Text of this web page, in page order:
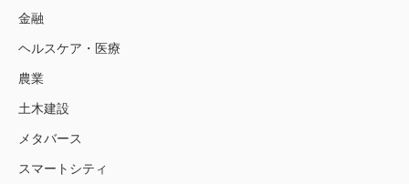
金融
ヘルスケア・医療
農業
土木建設
メタバース
スマートシティ